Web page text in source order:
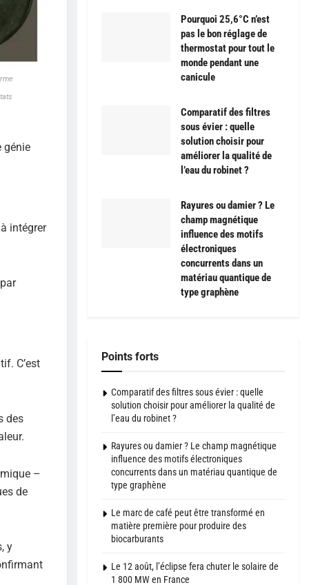
génie
intégrer
C’est
des
–
de
y
Pourquoi 25,6°C n’est
pas le bon réglage de
thermostat pour tout le
monde pendant une
canicule
Comparatif des filtres
sous évier : quelle
solution choisir pour
améliorer la qualité de
l’eau du robinet ?
Rayures ou damier ? Le
champ magnétique
influence des motifs
électroniques
concurrents dans un
matériau quantique de
type graphène
Points forts
Comparatif des filtres sous évier : quelle
solution choisir pour améliorer la qualité de
l’eau du robinet ?
Rayures ou damier ? Le champ magnétique
influence des motifs électroniques
concurrents dans un matériau quantique de
type graphène
Le marc de café peut être transformé en
matière première pour produire des
biocarburants
Le 12 août, l’éclipse fera chuter le solaire de
1 800 MW en France